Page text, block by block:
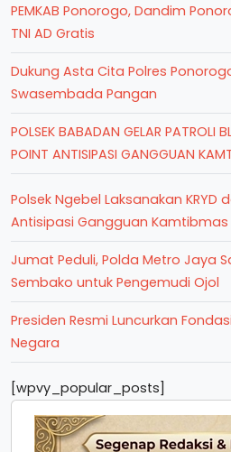
PEMKAB Ponorogo, Dandim
TNI AD Gratis
Dukung Asta Cita Polres
Swasembada Pangan
POLSEK BABADAN GELAR PATROLI
POINT ANTISIPASI GANGGUAN
Polsek Ngebel Laksanakan KRYD
Antisipasi Gangguan
Jumat Peduli, Polda Metro Jaya
Sembako untuk Pengemudi Ojol
Presiden Resmi Luncurkan
Negara
[wpvy_popular_posts]